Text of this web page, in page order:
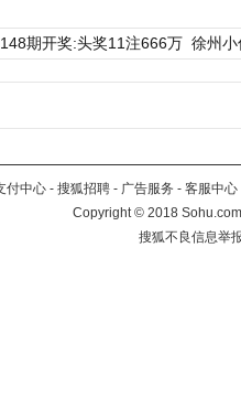
期开奖:头奖11注666万 徐州
付中心 - 搜狐招聘 - 广告服务 - 客服中心
Copyright©2018
搜狐不良信息举